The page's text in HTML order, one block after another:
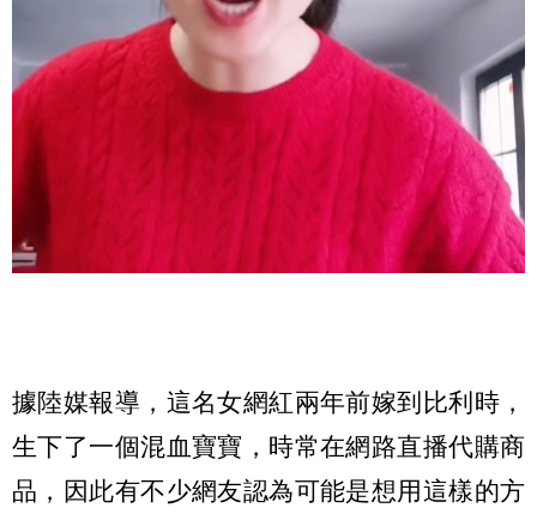
據陸媒報導，這名女網紅兩年前嫁到比利時，
生下了一個混血寶寶，時常在網路直播代購商
品，因此有不少網友認為可能是想用這樣的方